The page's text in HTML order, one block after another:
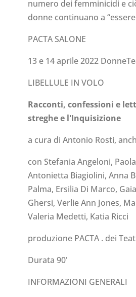
numero dei femminicidi e
donne continuano a
PACTA SALONE
13 e 14 aprile 2022
LIBELLULE IN VOLO
Racconti, confessioni e
streghe e l'Inquisizione
a cura di Antonio Rosti,
con Stefania Angeloni,
Antonietta Biagiolini, Anna
Palma, Ersilia Di Marco,
Ghersi, Verlie Ann Jones,
Valeria Medetti, Katia Ricci
produzione PACTA . dei
Durata 90'
INFORMAZIONI GENERALI